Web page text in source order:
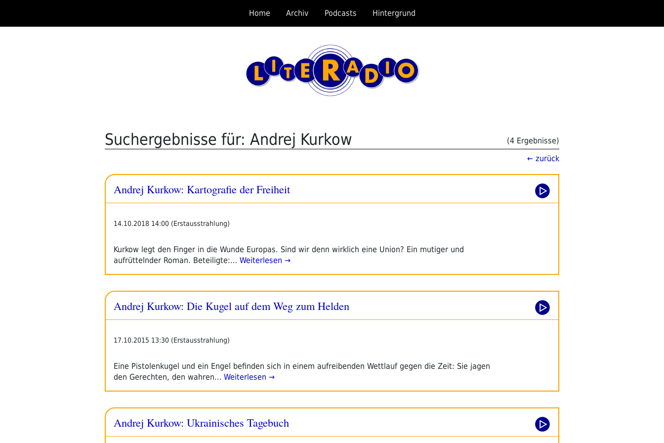
springen
Home Archiv Podcasts Hintergrund
Suchergebnisse für: Andrej Kurkow
(4 Ergebnisse)
← zurück
Andrej Kurkow: Kartografie der Freiheit
14.10.2018 14:00 (Erstausstrahlung)
Kurkow legt den Finger in die Wunde Europas. Sind wir denn wirklich eine Union? Ein mutiger und
aufrüttelnder Roman. Beteiligte:… Weiterlesen →
Andrej Kurkow: Die Kugel auf dem Weg zum Helden
17.10.2015 13:30 (Erstausstrahlung)
Eine Pistolenkugel und ein Engel befinden sich in einem aufreibenden Wettlauf gegen die Zeit: Sie jagen
den Gerechten, den wahren… Weiterlesen →
Andrej Kurkow: Ukrainisches Tagebuch